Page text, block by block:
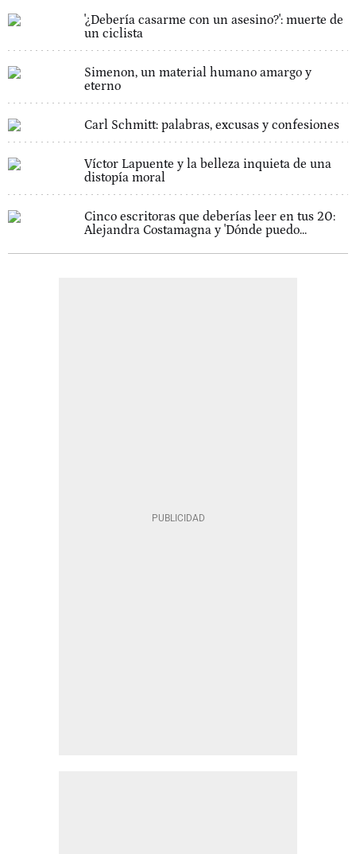
'¿Debería casarme con un asesino?': muerte de
un ciclista
Simenon, un material humano amargo y
eterno
Carl Schmitt: palabras, excusas y confesiones
Víctor Lapuente y la belleza inquieta de una
distopía moral
Cinco escritoras que deberías leer en tus 20:
Alejandra Costamagna y 'Dónde puedo...